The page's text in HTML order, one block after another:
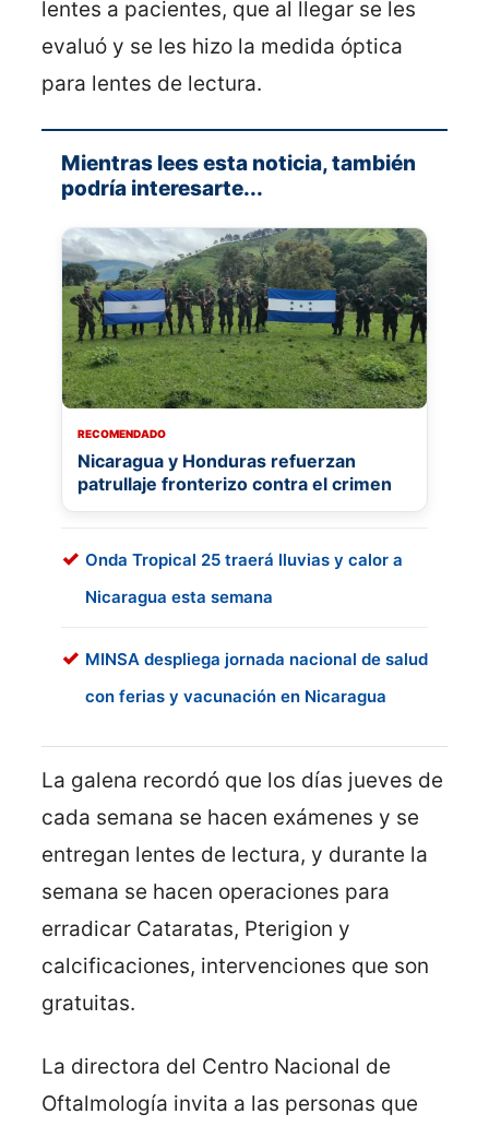
lentes a pacientes, que al llegar se les
evaluó y se les hizo la medida óptica
para lentes de lectura.
Mientras lees esta noticia, también
podría interesarte...
RECOMENDADO
Nicaragua y Honduras refuerzan
patrullaje fronterizo contra el crimen
Onda Tropical 25 traerá lluvias y calor a
Nicaragua esta semana
MINSA despliega jornada nacional de salud
con ferias y vacunación en Nicaragua
La galena recordó que los días jueves de
cada semana se hacen exámenes y se
entregan lentes de lectura, y durante la
semana se hacen operaciones para
erradicar Cataratas, Pterigion y
calcificaciones, intervenciones que son
gratuitas.
La directora del Centro Nacional de
Oftalmología invita a las personas que